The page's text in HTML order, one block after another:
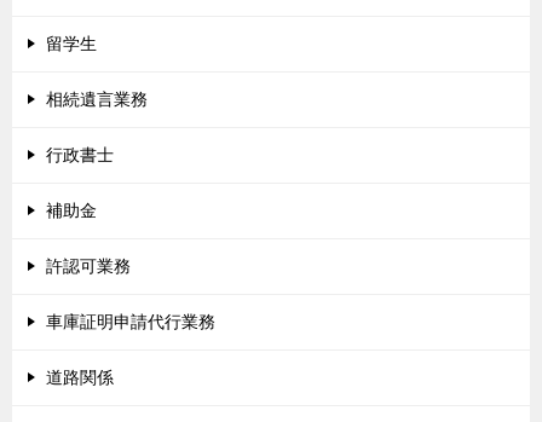
留学生
相続遺言業務
行政書士
補助金
許認可業務
車庫証明申請代行業務
道路関係